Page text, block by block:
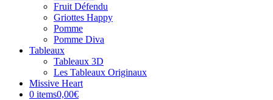
Fruit Défendu
Griottes Happy
Pomme
Pomme Diva
Tableaux
Tableaux 3D
Les Tableaux Originaux
Missive Heart
0 items0,00€